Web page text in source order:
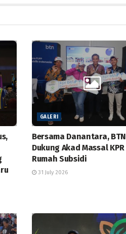
GALERI
Bersama Danantara, BTN
Dukung Akad Massal KPR
Rumah Subsidi
31 July 2026